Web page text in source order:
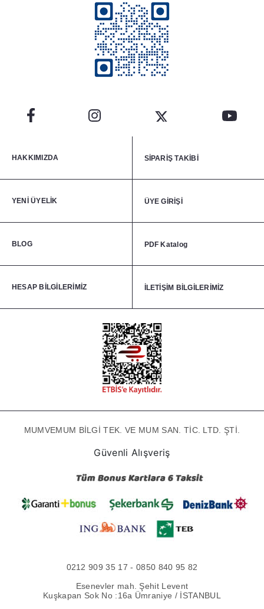
HAKKIMIZDA SİPARİŞ TAKİBİ
YENİ ÜYELİK ÜYE GİRİŞİ
BLOG PDF Katalog
HESAP BİLGİLERİMİZ İLETİŞİM BİLGİLERİMİZ
MUMVEMUM BİLGİ TEK. VE MUM SAN. TİC. LTD. ŞTİ.
Güvenli Alışveriş
0212 909 35 17 - 0850 840 95 82
Esenevler mah. Şehit Levent
Kuşkapan Sok No :16a Ümraniye / İSTANBUL